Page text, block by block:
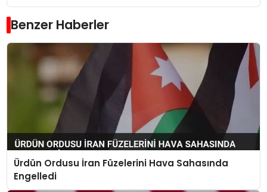
Benzer Haberler
Ürdün Ordusu İran Füzelerini Hava Sahasında
Engelledi